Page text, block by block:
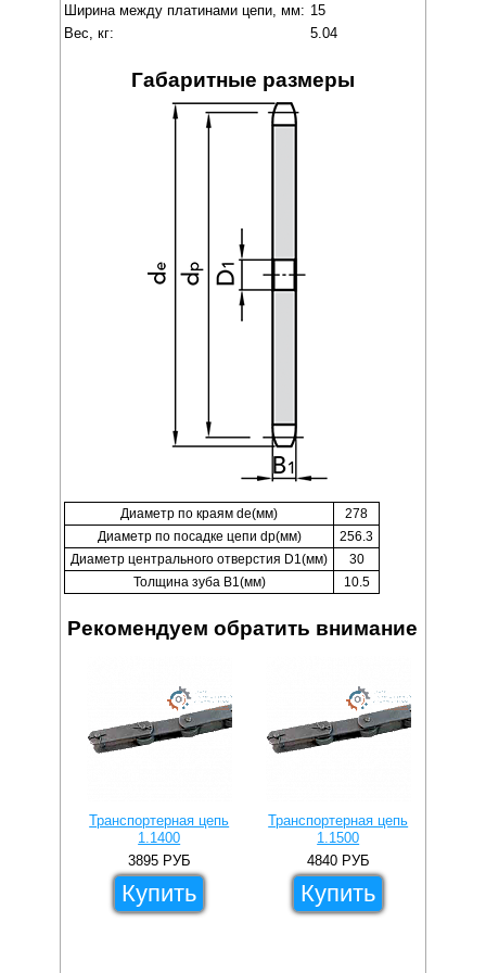
Ширина между платинами цепи, мм: 15
Вес, кг:
5.04
Габаритные размеры
Диаметр по краям de(мм)
278
Диаметр по посадке цепи dp(мм)
256.3
Диаметр центрального отверстия D1(мм)
30
Толщина зуба B1(мм)
10.5
Рекомендуем обратить внимание
Транспортерная цепь
1.1400
3895 РУБ
Купить
Транспортерная цепь
1.1500
4840 РУБ
Купить